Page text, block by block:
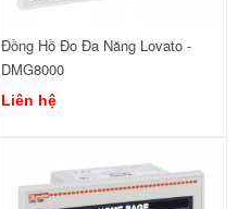
Đồng Hồ Đo Đa Năng Lovato -
DMG8000
Liên hệ